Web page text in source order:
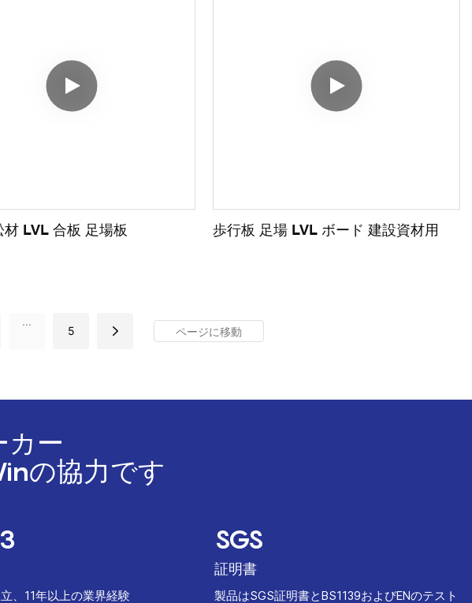
材 LVL 合板 足場板 歩行板 足場 LVL ボード 建設資材用
...
5
カー
の協力です
、11年以上の業界経験
SGS
証明書
︎製品はSGS証明書とBS1139およびENのテスト